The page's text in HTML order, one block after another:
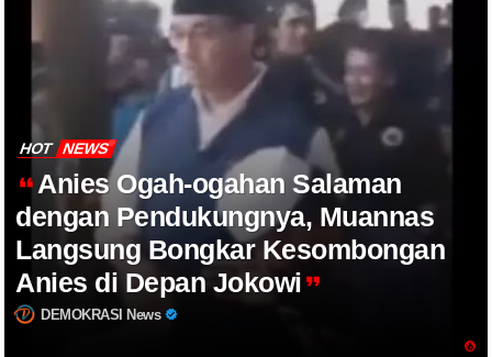
HOT NEWS
Anies Ogah-ogahan Salaman
dengan Pendukungnya, Muannas
Langsung Bongkar Kesombongan
Anies di Depan Jokowi
DEMOKRASI News